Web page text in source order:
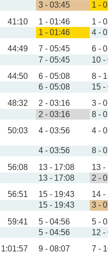
3 - 03:45
1 -
41:10 1 - 01:46
1 -
1 - 01:46
4 -
44:49 7 - 05:45
6 -
7 - 05:45
10 -
44:50 6 - 05:08
8 -
6 - 05:08
15 -
48:32 2 - 03:16
3 -
2 - 03:16
8 -
50:03 4 - 03:56 4 -
4 - 03:56
8 -
56:08 13 - 17:08
13 -
13 - 17:08
2 -
56:51 15 - 19:43
14 -
15 - 19:43
3 -
59:41 5 - 04:56
5 -
5 - 04:56
12 -
1:01:57 9 - 08:07 7 -